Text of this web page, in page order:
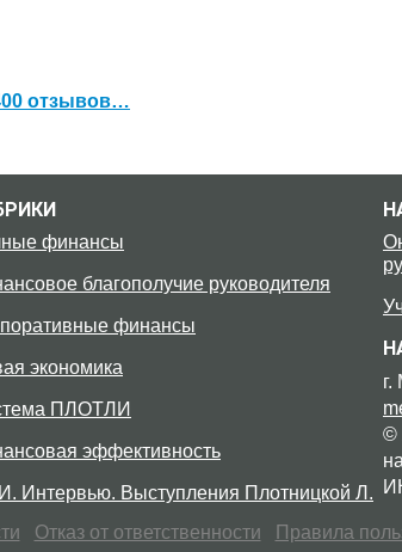
отзывов…
финансы
благополучие руководителя
финансы
экономика
ПЛОТЛИ
эффективность
Интервью. Выступления Плотницкой Л.
©
Отказ от ответственности Правила